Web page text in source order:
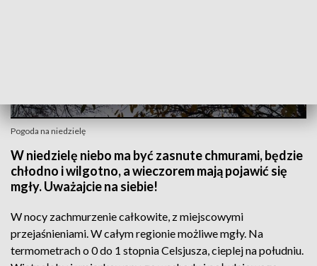
Pogoda na niedzielę
W niedzielę niebo ma być zasnute chmurami, będzie
chłodno i wilgotno, a wieczorem mają pojawić się
mgły. Uważajcie na siebie!
W nocy zachmurzenie całkowite, z miejscowymi
przejaśnieniami. W całym regionie możliwe mgły. Na
termometrach o 0 do 1 stopnia Celsjusza, cieplej na południu.